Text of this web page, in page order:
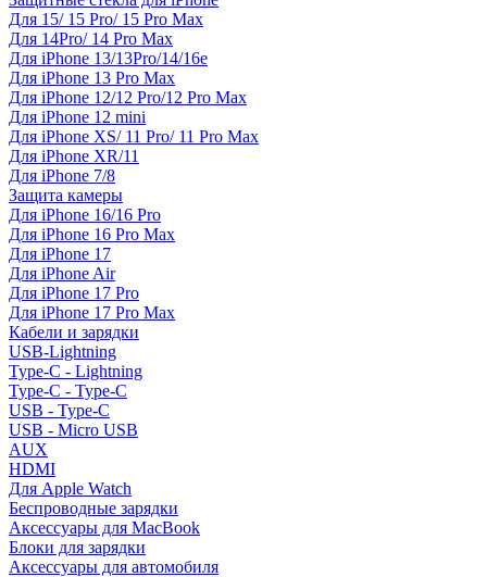
Для 15/ 15 Pro/ 15 Pro Max
Для 14Pro/ 14 Pro Max
Для iPhone 13/13Pro/14/16e
Для iPhone 13 Pro Max
Для iPhone 12/12 Pro/12 Pro Max
Для iPhone 12 mini
Для iPhone XS/ 11 Pro/ 11 Pro Max
Для iPhone XR/11
Для iPhone 7/8
Защита камеры
Для iPhone 16/16 Pro
Для iPhone 16 Pro Max
Для iPhone 17
Для iPhone Air
Для iPhone 17 Pro
Для iPhone 17 Pro Max
Кабели и зарядки
USB-Lightning
Type-C - Lightning
Type-C - Type-C
USB - Type-C
USB - Micro USB
AUX
HDMI
Для Apple Watch
Беспроводные зарядки
Аксессуары для MacBook
Блоки для зарядки
Аксессуары для автомобиля